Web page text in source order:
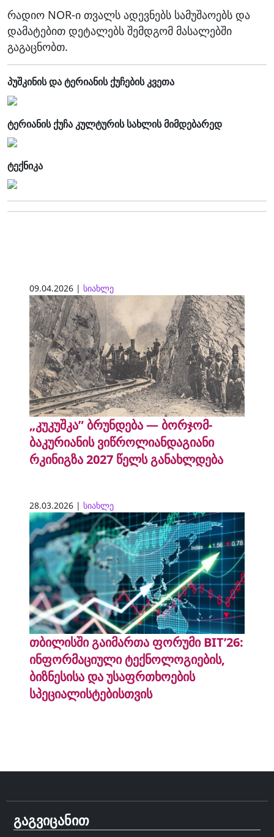
რადიო NOR-ი თვალს ადევნებს სამუშაოებს და
დამატებით დეტალებს შემდგომ მასალებში
გაგაცნობთ.
პუშკინის და ტერიანის ქუჩების კვეთა
ტერიანის ქუჩა კულტურის სახლის მიმდებარედ
ტექნიკა
09.04.2026 | სიახლე
„კუკუშკა” ბრუნდება — ბორჯომ-
ბაკურიანის ვიწროლიანდაგიანი
რკინიგზა 2027 წელს განახლდება
28.03.2026 | სიახლე
თბილისში გაიმართა ფორუმი BIT’26:
ინფორმაციული ტექნოლოგიების,
ბიზნესისა და უსაფრთხოების
სპეციალისტებისთვის
გაგვიცანით